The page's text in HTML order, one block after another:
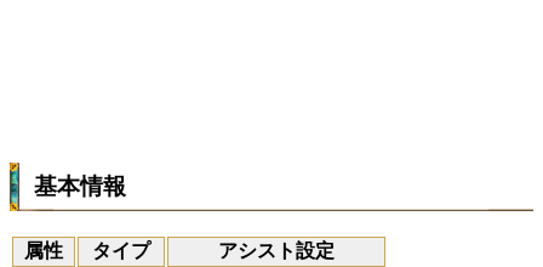
基本情報
属性 タイプ
アシスト設定